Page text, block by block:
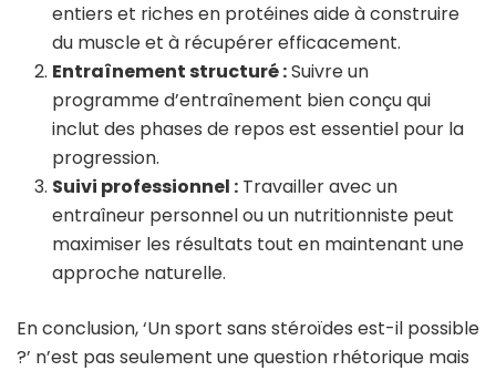
entiers et riches en protéines aide à construire
du muscle et à récupérer efficacement.
Entraînement structuré :Suivre un
programme d’entraînement bien conçu qui
inclut des phases de repos est essentiel pour la
progression.
Suivi professionnel : Travailler avec un
entraîneur personnel ou un nutritionniste peut
maximiser les résultats tout en maintenant une
approche naturelle.
En conclusion, ‘Un sport sans stéroïdes est-il possible
?’ n’est pas seulement une question rhétorique mais